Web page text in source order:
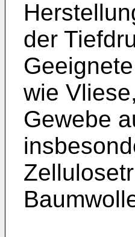
der
wie
Gewebe